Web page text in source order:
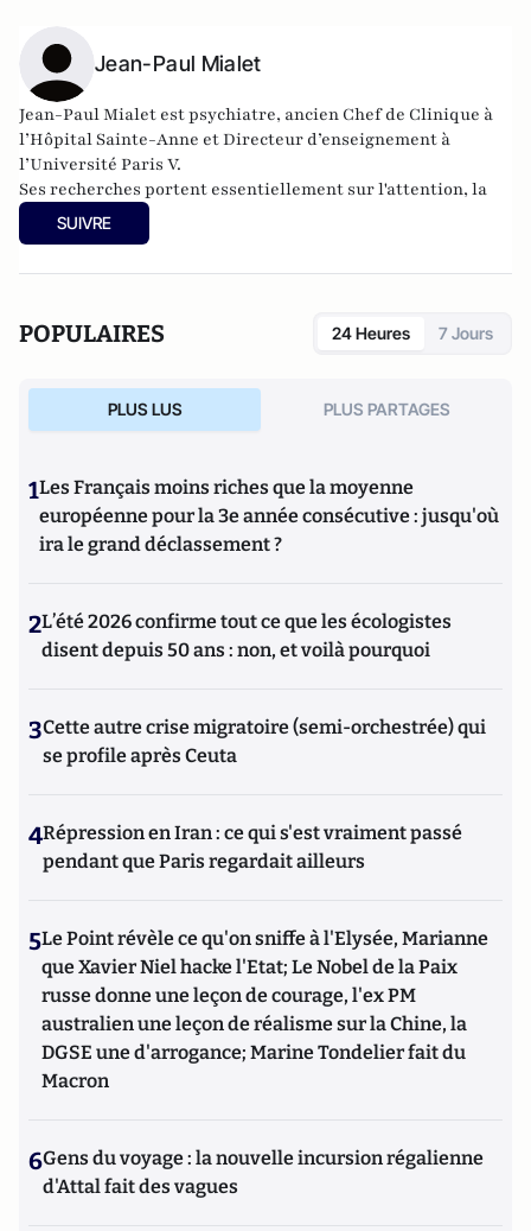
Jean-Paul Mialet
Jean-Paul Mialet est psychiatre, ancien Chef de Clinique à
l’Hôpital Sainte-Anne et Directeur d’enseignement à
l’Université Paris V.
Ses recherches portent essentiellement sur l'attention, la
douleur, et dernièrement, la différence des sexes.
Ses travaux l'ont mené à écrire deux livres (
Michel).
SUIVRE
POPULAIRES 24 Heures 7 Jours
PLUS LUS PLUS PARTAGES
1Les Français moins riches que la moyenne
européenne pour la 3e année consécutive : jusqu'où
ira le grand déclassement ?
2L’été 2026 confirme tout ce que les écologistes
disent depuis 50 ans : non, et voilà pourquoi
3Cette autre crise migratoire (semi-orchestrée) qui
se profile après Ceuta
4Répression en Iran : ce qui s'est vraiment passé
pendant que Paris regardait ailleurs
5Le Point révèle ce qu'on sniffe à l'Elysée, Marianne
que Xavier Niel hacke l'Etat; Le Nobel de la Paix
russe donne une leçon de courage, l'ex PM
australien une leçon de réalisme sur la Chine, la
DGSE une d'arrogance; Marine Tondelier fait du
Macron
6Gens du voyage : la nouvelle incursion régalienne
d'Attal fait des vagues